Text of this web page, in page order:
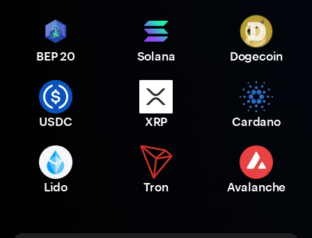
BEP 20 Solana Dogecoin
USDC XRP Cardano
Lido Tron Avalanche